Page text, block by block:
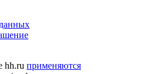
hh.ru применяются